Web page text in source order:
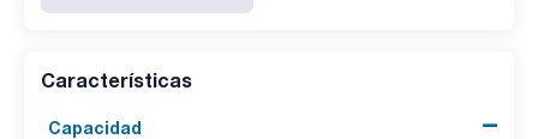
Características
Capacidad